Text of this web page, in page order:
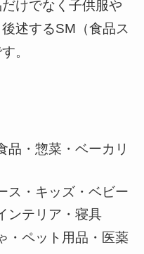
けでなく子供服や
述するSM（食品ス
。
品・惣菜・ベーカリ
ス・キッズ・ベビー
ンテリア・寝具
・ペット用品・医薬